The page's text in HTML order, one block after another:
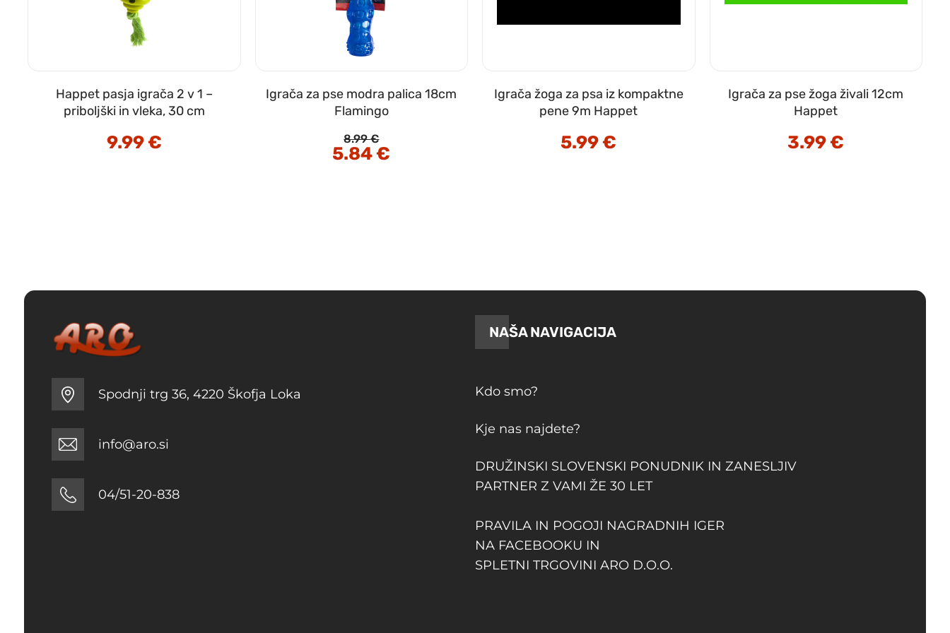
Happet pasja igrača 2 v 1 –
priboljški in vleka, 30 cm
9.99€
Igrača za pse modra palica 18cm
Flamingo
8.99€
Izvirna
cena
5.84€
Igrača žoga za psa iz kompaktne
pene 9m Happet
5.99€
Igrača za pse žoga živali 12cm
Happet
3.99€
Spodnji trg 36, 4220 Škofja Loka
info@aro.si
04/51-20-838
NAŠA NAVIGACIJA
Kdo smo?
Kje nas najdete?
DRUŽINSKI SLOVENSKI PONUDNIK IN ZANESLJIV
PARTNER Z VAMI ŽE 30 LET
PRAVILA IN POGOJI NAGRADNIH IGER
NA FACEBOOKU IN
SPLETNI TRGOVINI ARO D.O.O.